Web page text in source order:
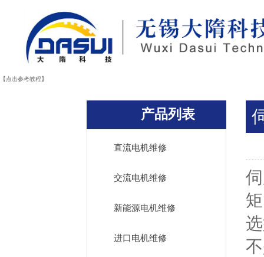
【点击参考教程】
产品列表
直流电机维修
交流电机维修
新能源电机维修
进口电机维修